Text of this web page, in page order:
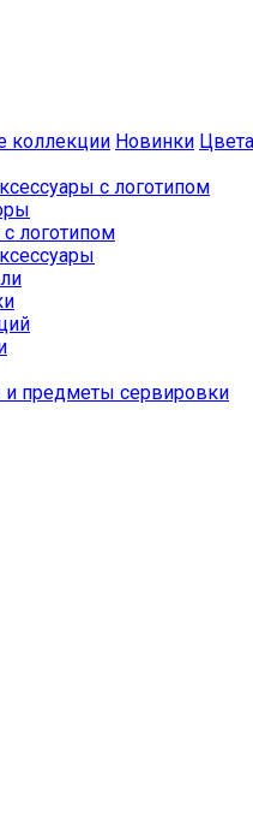
коллекции Новинки Цвета
с логотипом
логотипом
предметы сервировки